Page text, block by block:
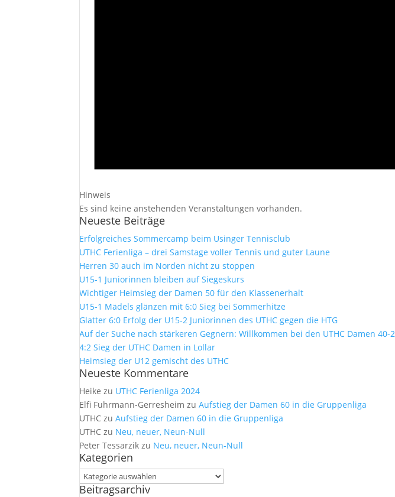
Hinweis
Es sind keine anstehenden Veranstaltungen vorhanden.
Neueste Beiträge
Erfolgreiches Sommercamp beim Usinger Tennisclub
UTHC Ferienliga – drei Samstage voller Tennis und guter Laune
Herren 30 auch im Norden nicht zu stoppen
U15-1 Juniorinnen bleiben auf Siegeskurs
Wichtiger Heimsieg der Damen 50 für den Klassenerhalt
U15-1 Mädels glänzen mit 6:0 Sieg bei Sommerhitze
Glatter 6:0 Erfolg der U15-2 Juniorinnen des UTHC gegen die HTG
Auf der Suche nach stärkeren Gegnern: Willkommen bei den UTHC Damen 40-2
4:2 Sieg der UTHC Damen in Lollar
Heimsieg der U12 gemischt des UTHC
Neueste Kommentare
Heike zu UTHC Ferienliga 2024
Elfi Fuhrmann-Gerresheim zuAufstieg der Damen 60 in die Gruppenliga
UTHC zuAufstieg der Damen 60 in die Gruppenliga
UTHC zu Neu, neuer, Neun-Null
Peter Tessarzik zu Neu, neuer, Neun-Null
Kategorien
Kategorien
Beitragsarchiv